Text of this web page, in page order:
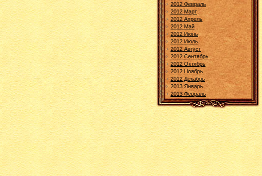
2012 Февраль
2012 Март
2012 Апрель
2012 Май
2012 Июнь
2012 Июль
2012 Август
2012 Сентябрь
2012 Октябрь
2012 Ноябрь
2012 Декабрь
2013 Январь
2013 Февраль